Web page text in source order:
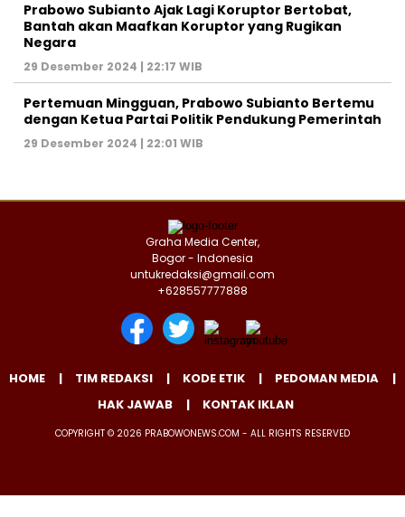
Prabowo Subianto Ajak Lagi Koruptor Bertobat,
Bantah akan Maafkan Koruptor yang Rugikan
Negara
29 Desember 2024 | 22:17 WIB
Pertemuan Mingguan, Prabowo Subianto Bertemu
dengan Ketua Partai Politik Pendukung Pemerintah
29 Desember 2024 | 22:01 WIB
Graha Media Center,
Bogor - Indonesia
untukredaksi@gmail.com
+628557777888
HOME TIM REDAKSI KODE ETIK
PEDOMAN MEDIA
HAK JAWAB
KONTAK IKLAN
COPYRIGHT © 2026 PRABOWONEWS.COM - ALL RIGHTS RESERVED